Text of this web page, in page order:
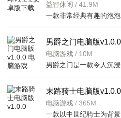
益智休闲 / 41.9M
男爵之门电脑版
电脑游戏 / 10M
末路骑士电脑版v1.0.0
电脑游戏 / 365M